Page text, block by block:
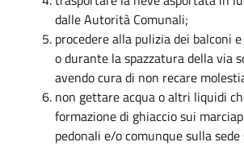
dalle Autorità Comunali;
procedere alla pulizia dei balconi
o durante la spazzatura della via
avendo cura di non recare
non gettare acqua o altri liquidi
formazione di ghiaccio sui
pedonali e/o comunque sulla